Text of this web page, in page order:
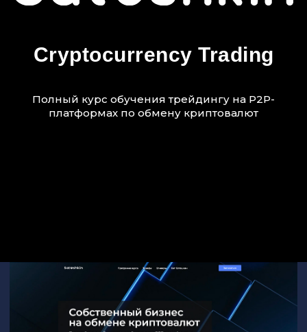
Cryptocurrency Trading
Полный курс обучения трейдингу на P2P-
платформах по обмену криптовалют